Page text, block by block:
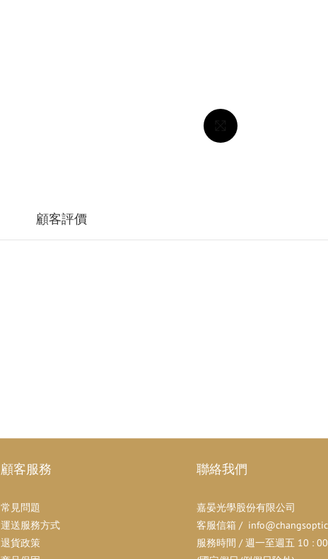
顧客評價
顧客服務
常見問題
運送服務方式
退貨政策
聯絡我們
嘉晏光學股份有限公司
客服信箱 /
服務時間 / 週一至週五 10 :